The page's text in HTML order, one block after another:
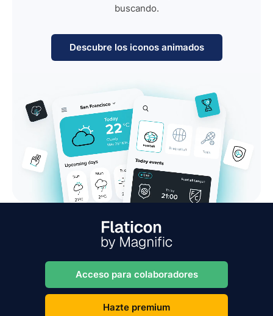
buscando.
Descubre los iconos animados
Acceso para colaboradores
Hazte premium